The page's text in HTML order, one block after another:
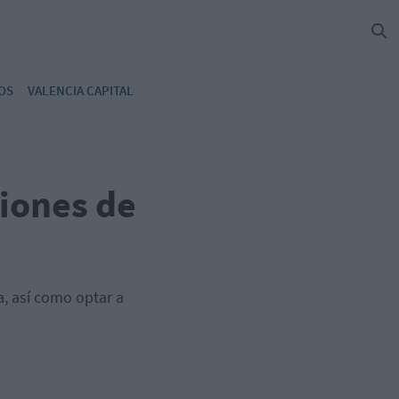
VALENCIA CAPITAL
de
así como optar a